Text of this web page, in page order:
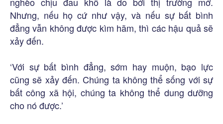
Nhưng, nếu họ cứ như vậy, và nếu sự bất bình
đẳng vẫn không được kìm hãm, thì các hậu quả sẽ
xảy đến.
‘Với sự bất bình đẳng, sớm hay muộn, bạo lực
cũng sẽ xảy đến. Chúng ta không thể sống với sự
bất công xã hội, chúng ta không thể dung dưỡng
cho nó được.’